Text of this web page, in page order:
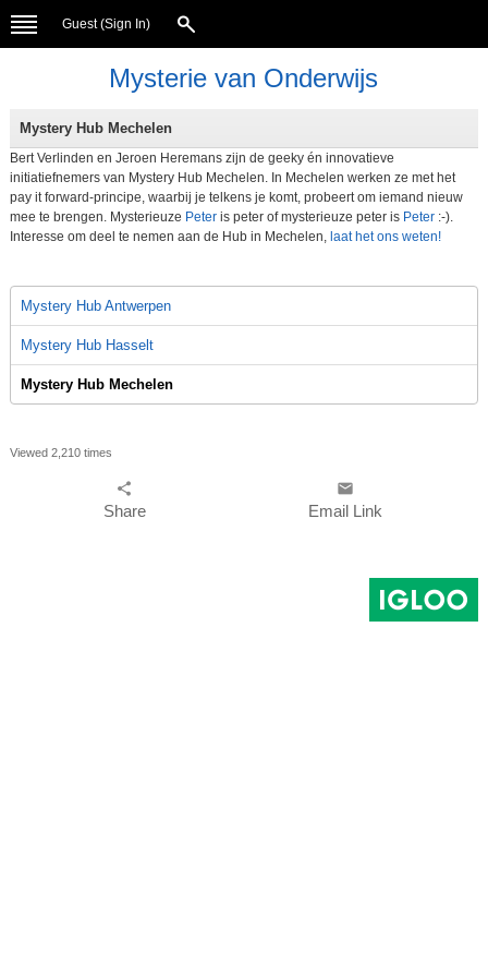
Guest (Sign In)
Mysterie van Onderwijs
Mystery Hub Mechelen
Bert Verlinden en Jeroen Heremans zijn de geeky én innovatieve
initiatiefnemers van Mystery Hub Mechelen. In Mechelen werken ze met het
pay it forward-principe, waarbij je telkens je komt, probeert om iemand nieuw
mee te brengen. Mysterieuze Peteris peter of mysterieuze peter is Peter:-).
Interesse om deel te nemen aan de Hub in Mechelen, laat het ons weten!
Mystery Hub Antwerpen
Mystery Hub Hasselt
Mystery Hub Mechelen
Viewed 2,210 times
share
Share
email
Email Link